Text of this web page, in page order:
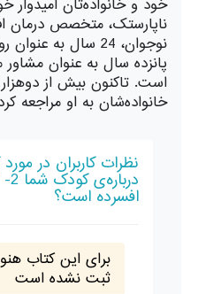
خود و خانواده‌تان امیدوار
ناپارستک، متخصص درمان
نوجوان، 24 سال به
پانزده سال به عنوان
است. تاکنون بیش از
خانواده‌شان به او مراجعه‌
نظرات کاربران در
افسرده است؟
برای این کتاب
ثبت نشده است